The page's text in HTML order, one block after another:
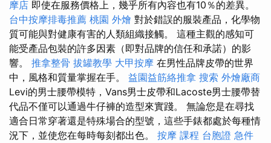
摩店 即使在服務價格上，幾乎所有內容也有10％的差異。
台中按摩排毒推薦 桃園 外燴 對於錯誤的服裝產品，化學物
質可能與對健康有害的人類組織接觸。 這種主觀的感知可
能受產品包裝的許多因素（即對品牌的信任和承諾）的影
響。 推拿整骨 拔罐教學 大甲按摩 在男性品牌皮帶的世界
中，風格和質量掌握在手。 益園益筋絡推拿 搜索 外燴廠商
Levi的男士腰帶模特，Vans男士皮帶和Lacoste男士腰帶替
代品不僅可以通過牛仔褲的造型來實踐。 無論您是在尋找
適合日常穿著還是特殊場合的型號，這些手錶都處於每種情
況下，並使您在每時每刻都出色。 按摩 課程 台胞證 急件